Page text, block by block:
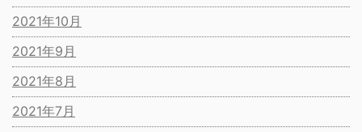
2021年10月
2021年9月
2021年8月
2021年7月